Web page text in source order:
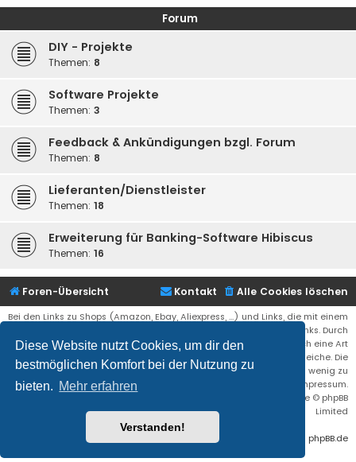
Diese Website nutzt Cookies, um dir den
bestmöglichen Komfort bei der Nutzung zu
bieten. Mehr erfahren
Verstanden!
Forum
DIY - Projekte
Themen: 8
Software Projekte
Themen: 3
Feedback & Ankündigungen bzgl. Forum
Themen: 8
Lieferanten/Dienstleister
Themen: 18
Erweiterung für Banking-Software Hibiscus
Themen: 16
Foren-Übersicht Alle Cookies löschen
Kontakt
Bei den Links zu Shops (Amazon, Ebay, Aliexpress, ...) und Links, die mit einem
Stern (*) markiert sind, kann es sich um sogenannte Affiliate Links. Durch
den Kauf eines Produktes über einen Affiliate Link erhälte ich eine Art
Umsatzbeteiligung gutgeschrieben. Für euch bleibt der Preis der gleiche. Die
Einnahmen helfen die Hostgebühren für diese Webseite ein wenig zu
reduzieren. Siehe auch das Impressum.
® Forum Software © phpBB
Limited
Deutsche Übersetzung durch phpBB.de